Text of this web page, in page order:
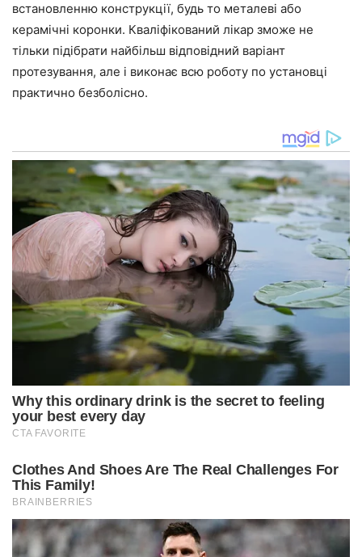
встановленню конструкції, будь то металеві або
керамічні коронки. Кваліфікований лікар зможе не
тільки підібрати найбільш відповідний варіант
протезування, але і виконає всю роботу по установці
практично безболісно.